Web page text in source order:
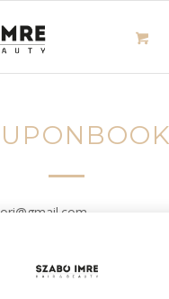
2024-03-08 SZERZŐ: